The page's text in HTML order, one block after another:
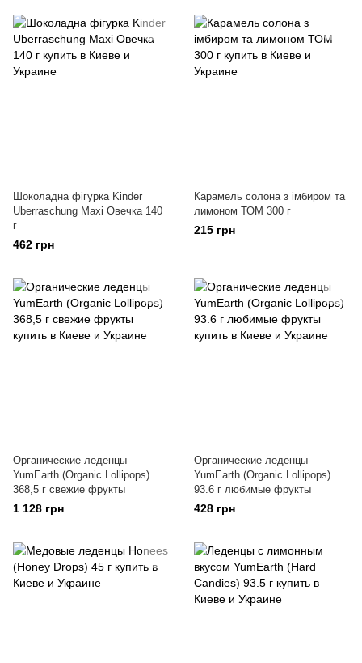
Шоколадна фігурка Kinder
Uberraschung Maxi Овечка 140
г
462 грн
Карамель солона з імбиром та
лимоном ТОМ 300 г
215 грн
Органические леденцы
YumEarth (Organic Lollipops)
368,5 г свежие фрукты
1 128 грн
Органические леденцы
YumEarth (Organic Lollipops)
93.6 г любимые фрукты
428 грн